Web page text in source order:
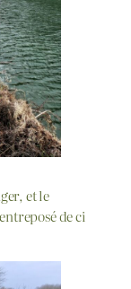
et le
de ci